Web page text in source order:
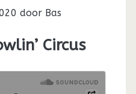
door Bas
Circus